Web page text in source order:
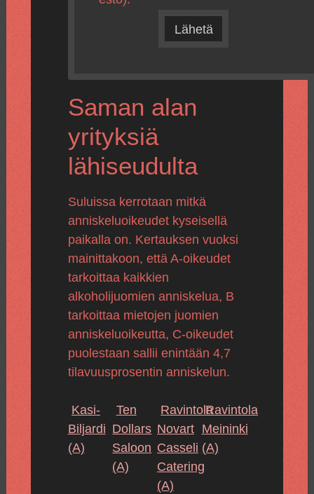
Lähetä
Saman alan
yrityksiä
lähiseudulta
Suluissa kerrotaan mitkä
anniskeluoikeudet kyseisellä
paikalla on. Kertauksen vuoksi
mainittakoon, että A-oikeudet
tarkoittaa kaikkien
alkoholijuomien anniskelua, B
tarkoittaa mietojen juomien
anniskeluoikeutta, C-oikeudet
puolestaan sallii enintään 4,7
tilavuusprosentin anniskelun.
Kasi-
Biljardi
(A)
Ten
Dollars
Saloon
(A)
Ravintola
Novart
Casseli
Catering
(A)
Ravintola
Meininki
(A)